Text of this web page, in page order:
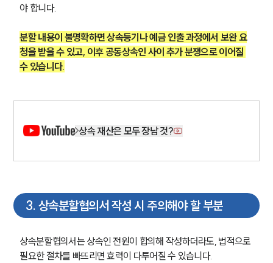
그룹소개
그룹소개
오시는 길
통합검색
AI대륜
업무사례
야 합니다.
분할 내용이 불명확하면 상속등기나 예금 인출 과정에서 보완 요
청을 받을 수 있고, 이후 공동상속인 사이 추가 분쟁으로 이어질
수 있습니다.
상속 재산은 모두 장남 것?
3. 상속분할협의서 작성 시 주의해야 할 부분
상속분할협의서는 상속인 전원이 합의해 작성하더라도, 법적으로
필요한 절차를 빠뜨리면 효력이 다투어질 수 있습니다.